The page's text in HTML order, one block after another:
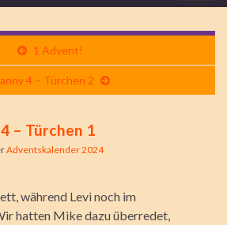
1 Advent!
4 – Türchen 2
– Türchen 1
Adventskalender 2024
während Levi noch im
hatten Mike dazu überredet,